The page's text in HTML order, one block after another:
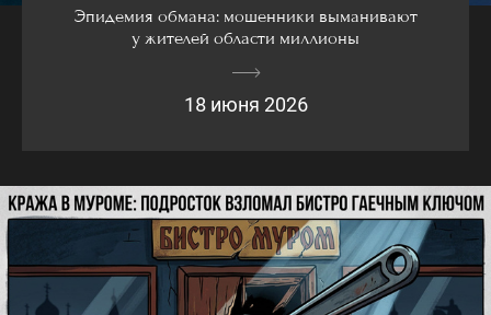
Эпидемия обмана: мошенники выманивают
у жителей области миллионы
18 июня 2026